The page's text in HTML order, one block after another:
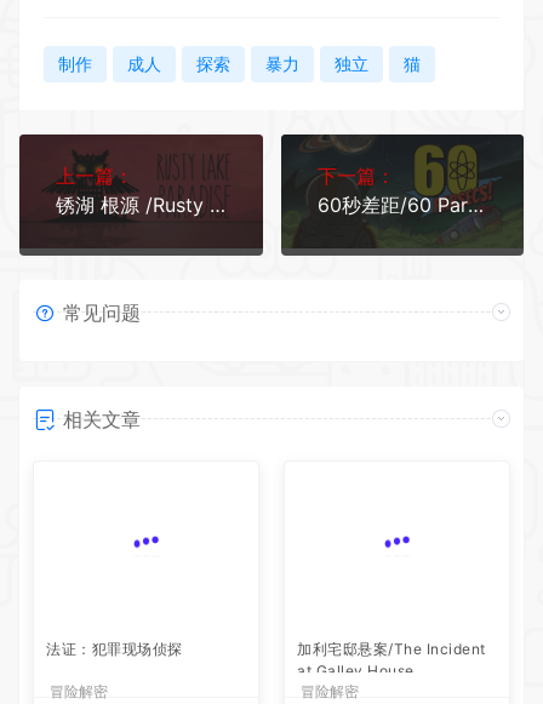
制作 成人 探索 暴力 独立 猫
上一篇：
锈湖 根源 /Rusty Lake Paradise
下一篇：
60秒差距/60 Parsecs!（更新v1.6.1）
常见问题
相关文章
法证：犯罪现场侦探
冒险解密
加利宅邸悬案/The Incident
at Galley House
冒险解密